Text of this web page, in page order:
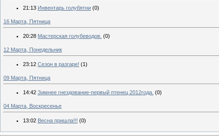
21:13 Инвентарь голубятни (0)
16 Марта, Пятница
20:28 Мастерская голубеводов. (0)
12 Марта, Понедельник
23:12 Сезон в разгаре! (1)
09 Марта, Пятница
14:42 Зимнее гнездование-первый птенец 2012года. (0)
04 Марта, Воскресенье
13:02 Весна пришла!!! (0)